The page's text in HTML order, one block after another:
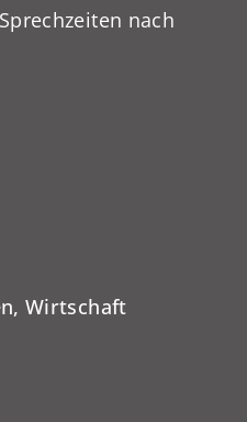
nach
Wirtschaft